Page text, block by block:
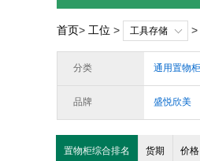
首页> 工位 > 工具存储 >
分类 通用置物柜
品牌 盛悦欣美
置物柜综合排名 货期 价格